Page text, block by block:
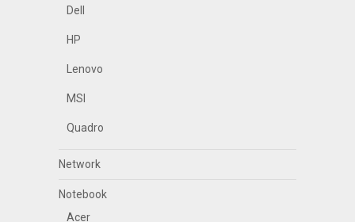
Dell
HP
Lenovo
MSI
Quadro
Network
Notebook
Acer